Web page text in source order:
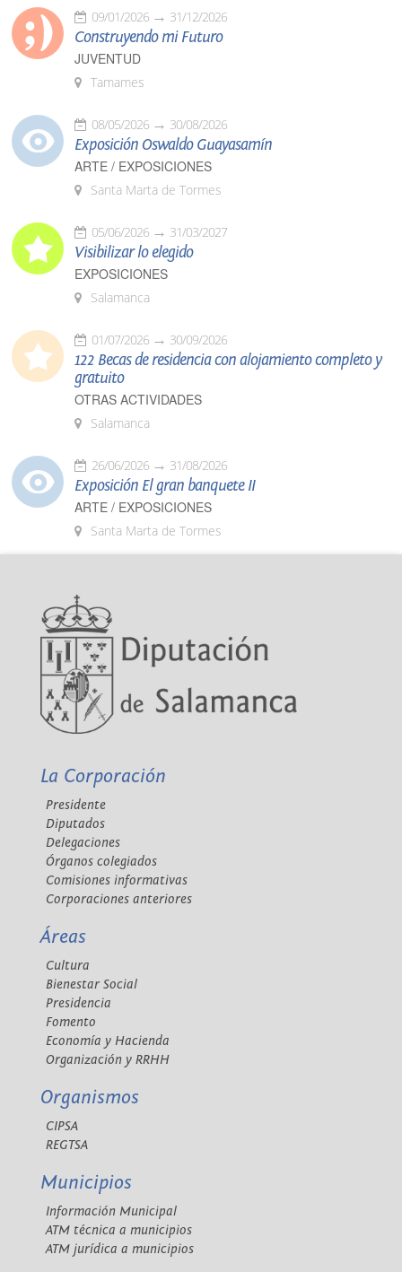
09/01/2026 31/12/2026
Construyendo mi Futuro
JUVENTUD
Tamames
08/05/2026 30/08/2026
Exposición Oswaldo Guayasamín
ARTE / EXPOSICIONES
Santa Marta de Tormes
05/06/2026 31/03/2027
Visibilizar lo elegido
EXPOSICIONES
Salamanca
01/07/2026 30/09/2026
122 Becas de residencia con alojamiento completo y
gratuito
OTRAS ACTIVIDADES
Salamanca
26/06/2026 31/08/2026
Exposición El gran banquete II
ARTE / EXPOSICIONES
Santa Marta de Tormes
La Corporación
Presidente
Diputados
Delegaciones
Órganos colegiados
Comisiones informativas
Corporaciones anteriores
Áreas
Cultura
Bienestar Social
Presidencia
Fomento
Economía y Hacienda
Organización y RRHH
Organismos
CIPSA
REGTSA
Municipios
Información Municipal
ATM técnica a municipios
ATM jurídica a municipios